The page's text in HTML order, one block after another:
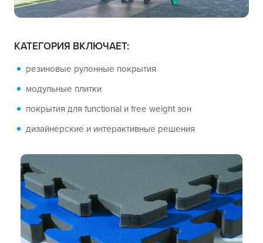
КАТЕГОРИЯ ВКЛЮЧАЕТ:
резиновые рулонные покрытия
модульные плитки
покрытия для functional и free weight зон
дизайнерские и интерактивные решения